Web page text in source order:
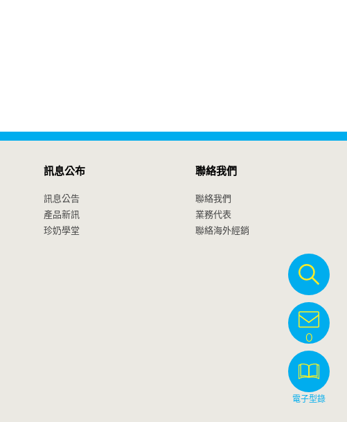
0
電子型錄
訊息公布
訊息公告
產品新訊
珍奶學堂
聯絡我們
聯絡我們
業務代表
聯絡海外經銷